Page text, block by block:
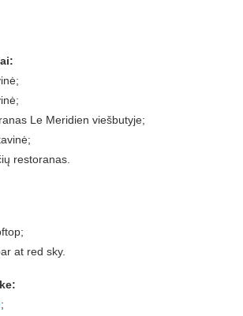
Le Meridien viešbutyje;
restoranas.
at red sky.
;